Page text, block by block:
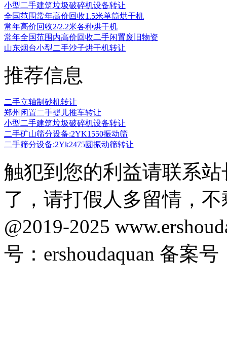
小型二手建筑垃圾破碎机设备转让
全国范围常年高价回收1.5米单筒烘干机
常年高价回收2/2.2米各种烘干机
常年全国范围内高价回收二手闲置废旧物资
山东烟台小型二手沙子烘干机转让
推荐信息
二手立轴制砂机转让
郑州闲置二手婴儿推车转让
小型二手建筑垃圾破碎机设备转让
二手矿山筛分设备:2YK1550振动筛
二手筛分设备:2Yk2475圆振动筛转让
触犯到您的利益请联系
了，请打假人多留情，
@2019-2025
号：ershoudaquan 备案